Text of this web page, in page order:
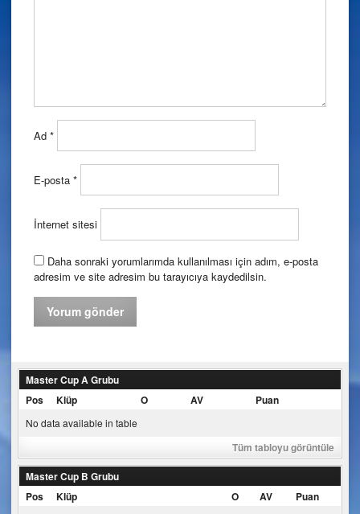
Ad *
E-posta *
İnternet sitesi
Daha sonraki yorumlarımda kullanılması için adım, e-posta
adresim ve site adresim bu tarayıcıya kaydedilsin.
Master Cup A Grubu
Pos
Klüp O AV Puan
No data available in table
Tüm tabloyu görüntüle
Master Cup B Grubu
Pos
Klüp O AV Puan